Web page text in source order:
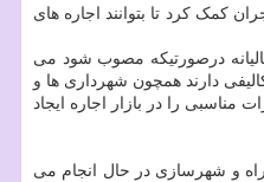
کمک کرد تا بتوانند اجاره های
درصورتیکه مصوب شود می
دارند همچون شهرداری ها و
را در بازار اجاره ایجاد
و شهرسازی در حال انجام می